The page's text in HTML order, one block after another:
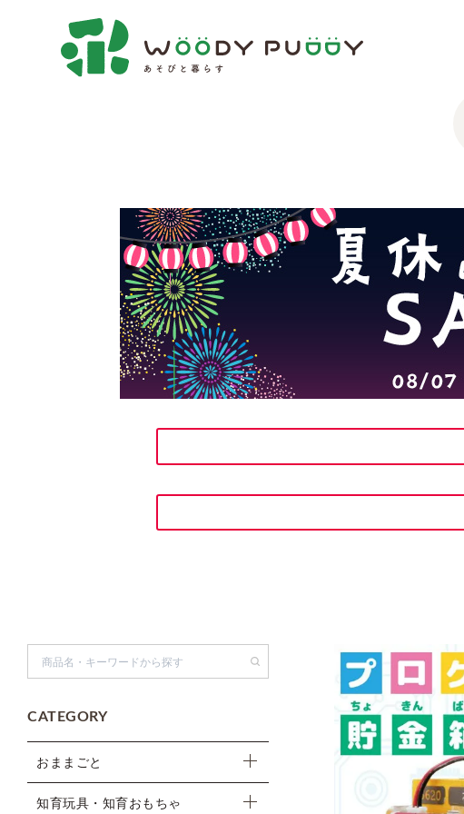
CATEGORY
おままごと
知育玩具・知育おもちゃ